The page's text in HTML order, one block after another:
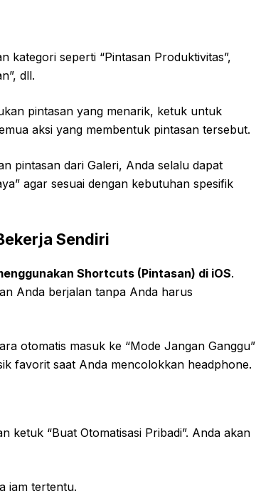
kategori seperti “Pintasan Produktivitas”,
dll.
pintasan yang menarik, ketuk untuk
aksi yang membentuk pintasan tersebut.
pintasan dari Galeri, Anda selalu dapat
agar sesuai dengan kebutuhan spesifik
Sendiri
Shortcuts (Pintasan) di iOS.
Anda berjalan tanpa Anda harus
otomatis masuk ke “Mode Jangan Ganggu”
favorit saat Anda mencolokkan headphone.
ketuk “Buat Otomatisasi Pribadi”. Anda akan
jam tertentu.